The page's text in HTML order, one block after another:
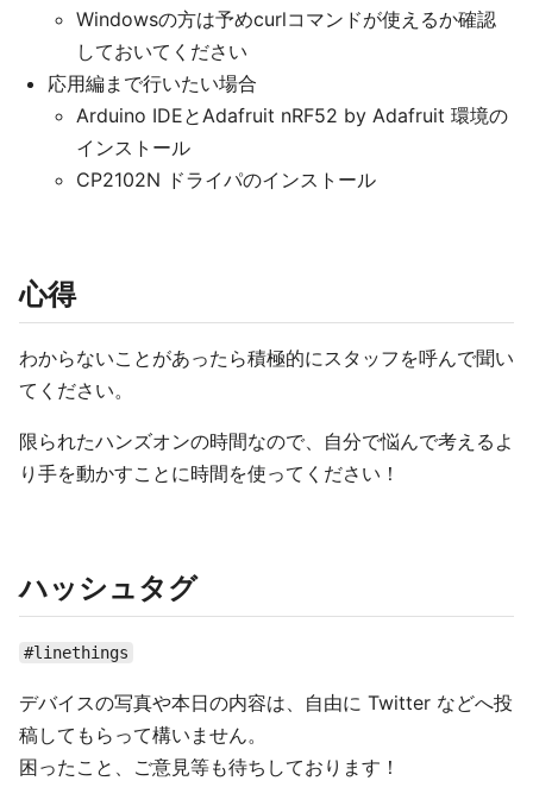
Windowsの方は予めcurlコマンドが使えるか確認
しておいてください
応用編まで行いたい場合
Arduino IDEとAdafruit nRF52 by Adafruit 環境の
インストール
CP2102N ドライパのインストール
心得
わからないことがあったら積極的にスタッフを呼んで聞い
てください。
限られたハンズオンの時間なので、自分で悩んで考えるよ
り手を動かすことに時間を使ってください！
ハッシュタグ
#linethings
デバイスの写真や本日の内容は、自由に Twitter などへ投
稿してもらって構いません。
困ったこと、ご意見等も待ちしております！